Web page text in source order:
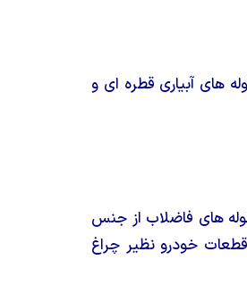
های آبیاری قطره ای و
های فاضلاب از جنس
خودرو نظیر چراغ